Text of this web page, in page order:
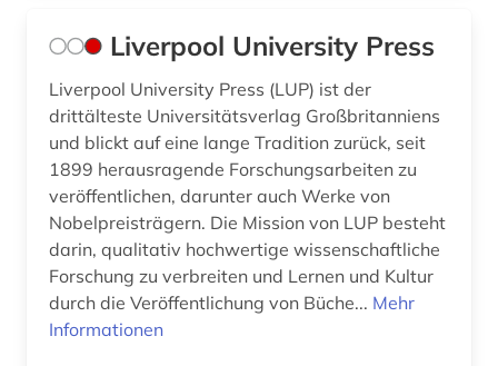
Liverpool University Press
Liverpool University Press (LUP) ist der
drittälteste Universitätsverlag Großbritanniens
und blickt auf eine lange Tradition zurück, seit
1899 herausragende Forschungsarbeiten zu
veröffentlichen, darunter auch Werke von
Nobelpreisträgern. Die Mission von LUP besteht
darin, qualitativ hochwertige wissenschaftliche
Forschung zu verbreiten und Lernen und Kultur
durch die Veröffentlichung von Büche... Mehr
Informationen